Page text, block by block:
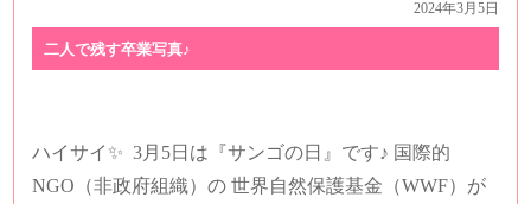
代田区永田町に本部を置く公益財団法人 「日本さくら
の会」が1992年（平成4年）に制定。 日付は「3×9（さ